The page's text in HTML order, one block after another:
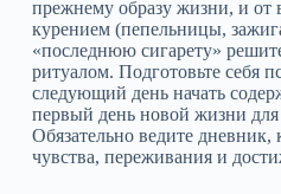
прежнему образу жизни, и от
курением (пепельницы,
«последнюю сигарету»
ритуалом. Подготовьте себя
следующий день начать
первый день новой жизни
Обязательно ведите дневник,
чувства, переживания и